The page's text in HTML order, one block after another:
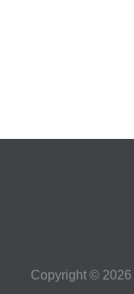
Copyright © 2026